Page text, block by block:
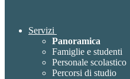
Servizi
Panoramica
Famiglie e studenti
Personale scolastico
Percorsi di studio